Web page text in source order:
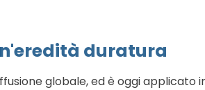
duratura
globale, ed è oggi applicato